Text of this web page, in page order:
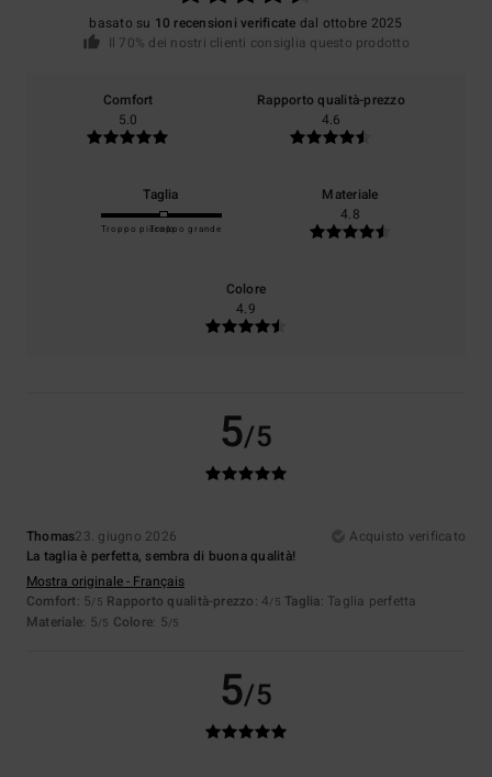
basato su 10 recensioni verificate dal ottobre 2025
Il 70% dei nostri clienti consiglia questo prodotto
Comfort
5.0
Rapporto qualità-prezzo
4.6
Taglia
Troppo piccoloTroppo grande
Materiale
4.8
Colore
4.9
5/5
Thomas23. giugno 2026
Acquisto verificato
La taglia è perfetta, sembra di buona qualità!
Mostra originale - Français
Comfort: 5/5 Rapporto qualità-prezzo: 4/5 Taglia: Taglia perfetta
Materiale: 5/5 Colore: 5/5
5/5